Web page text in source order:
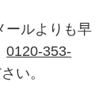
ールよりも早
0120-353-
い。